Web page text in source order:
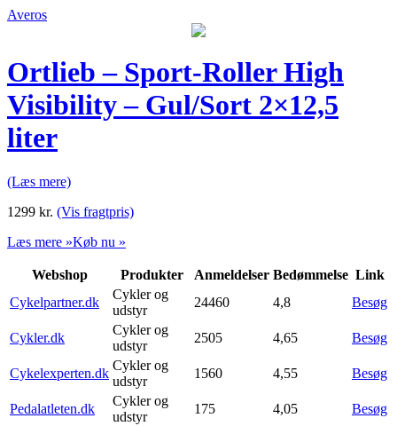
Averos
Ortlieb – Sport-Roller High
Visibility – Gul/Sort 2×12,5
liter
(Læs mere)
1299 kr. (Vis fragtpris)
Læs mere »Køb nu »
Webshop Produkter Anmeldelser Bedømmelse Link
Cykelpartner.dk
Cykler og
udstyr
24460 4,8 Besøg
Cykler.dk
Cykler og
udstyr
2505 4,65 Besøg
Cykelexperten.dk
Cykler og
udstyr
1560 4,55 Besøg
Pedalatleten.dk
Cykler og
udstyr
175 4,05
Besøg